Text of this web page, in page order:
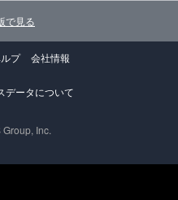
で見る
プ 会社情報
データについて
Inc.